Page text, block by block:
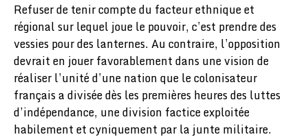
Refuser de tenir compte du facteur ethnique et
régional sur lequel joue le pouvoir, c’est prendre des
vessies pour des lanternes. Au contraire, l’opposition
devrait en jouer favorablement dans une vision de
réaliser l’unité d’une nation que le colonisateur
français a divisée dès les premières heures des luttes
d’indépendance, une division factice exploitée
habilement et cyniquement par la junte militaire.